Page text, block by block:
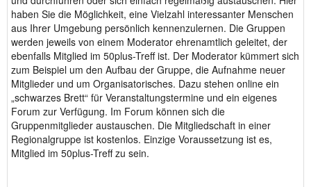
haben Sie die Möglichkeit, eine Vielzahl interessanter Menschen
aus Ihrer Umgebung persönlich kennenzulernen. Die Gruppen
werden jeweils von einem Moderator ehrenamtlich geleitet, der
ebenfalls Mitglied im 50plus-Treff ist. Der Moderator kümmert sich
zum Beispiel um den Aufbau der Gruppe, die Aufnahme neuer
Mitglieder und um Organisatorisches. Dazu stehen online ein
„schwarzes Brett“ für Veranstaltungstermine und ein eigenes
Forum zur Verfügung. Im Forum können sich die
Gruppenmitglieder austauschen. Die Mitgliedschaft in einer
Regionalgruppe ist kostenlos. Einzige Voraussetzung ist es,
Mitglied im 50plus-Treff zu sein.